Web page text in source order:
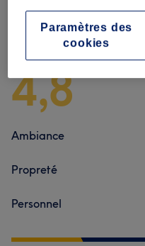
Avis sur l'établissement
4,8
Ambiance
Propreté
Personnel
Paramètres des
cookies